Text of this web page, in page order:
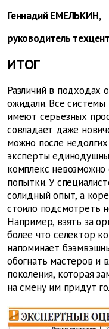
Геннадий ЕМЕЛЬКИН,
руководитель
ИТОГ
Различий в подходах
ожидали. Все
имеют серьезных
совладает даже
можно после
эксперты
комплекс
попытки. У
солидный опыт, а
стоило подсмотреть
Например, взять за
более что селектор
напоминает
обогнать мастеров и
поколения, которая
на смену им придут